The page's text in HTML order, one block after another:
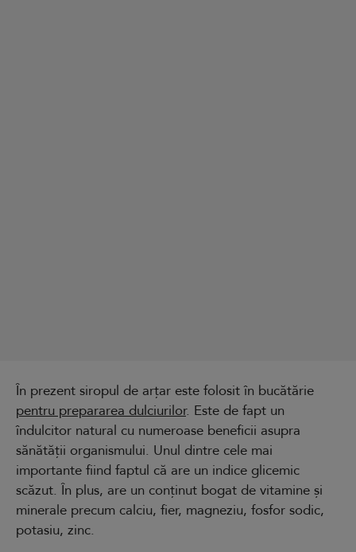
În prezent siropul de arțar este folosit în bucătărie
pentru prepararea dulciurilor. Este de fapt un
îndulcitor natural cu numeroase beneficii asupra
sănătății organismului. Unul dintre cele mai
importante fiind faptul că are un indice glicemic
scăzut. În plus, are un conținut bogat de vitamine și
minerale precum calciu, fier, magneziu, fosfor sodic,
potasiu, zinc.